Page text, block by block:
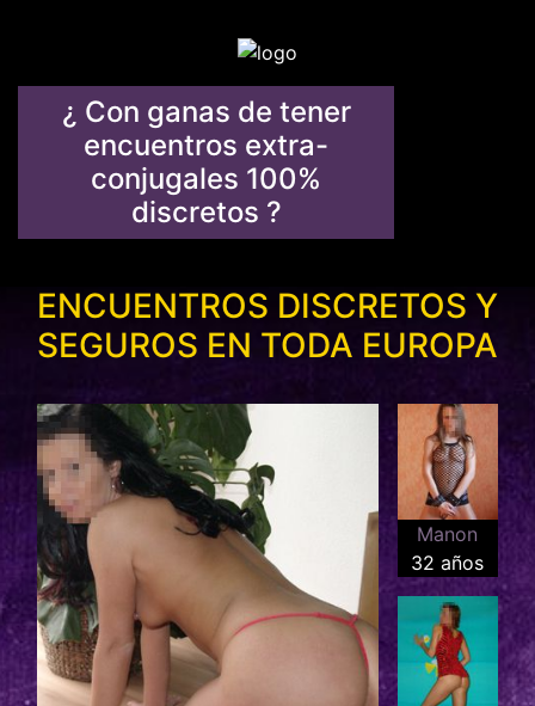
¿ Con ganas de tener
encuentros extra-
conjugales 100%
discretos ?
ENCUENTROS DISCRETOS Y
SEGUROS EN TODA EUROPA
Manon
32 años